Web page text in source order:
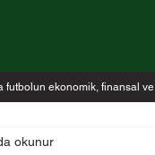
ekonomik, finansal
okunur